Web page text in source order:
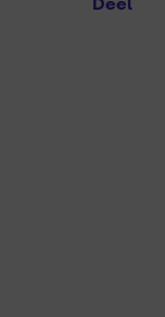
Deel